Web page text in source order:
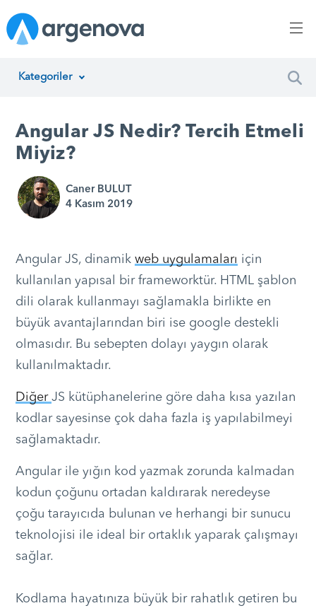
Kategoriler
Argenova
Yazılım Geliştirme
Girişimcilik
Müşteri Hizmetleri
Teknoloji
Angular JS Nedir? Tercih Etmeli
Miyiz?
Caner BULUT
4 Kasım 2019
Angular JS, dinamik web uygulamaları için
kullanılan yapısal bir frameworktür. HTML şablon
dili olarak kullanmayı sağlamakla birlikte en
büyük avantajlarından biri ise google destekli
olmasıdır. Bu sebepten dolayı yaygın olarak
kullanılmaktadır.
Diğer JS kütüphanelerine göre daha kısa yazılan
kodlar sayesinse çok daha fazla iş yapılabilmeyi
sağlamaktadır.
Angular ile yığın kod yazmak zorunda kalmadan
kodun çoğunu ortadan kaldırarak neredeyse
çoğu tarayıcıda bulunan ve herhangi bir sunucu
teknolojisi ile ideal bir ortaklık yaparak çalışmayı
sağlar.
Kodlama hayatınıza büyük bir rahatlık getiren bu